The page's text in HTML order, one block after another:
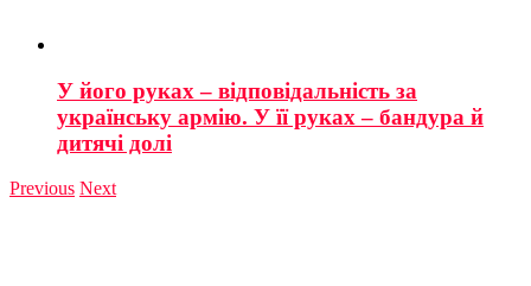
У його руках – відповідальність за
українську армію. У її руках – бандура й
дитячі долі
Previous Next